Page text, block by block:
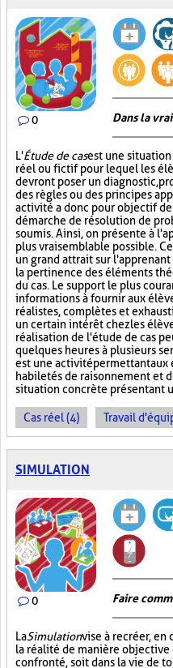
0 Dans la
L'Étude de casest une
réel ou fictif pour lequel les
devront poser un diagnostic,
des règles ou des principes
activité a donc pour objectif
démarche de résolution de
soumis. Ainsi, on présente à
plus vraisemblable possible.
un grand attrait sur
la pertinence des éléments
du cas. Le support le plus
informations à fournir aux
réalistes, complètes et
un certain intérêt chez les
réalisation de l'étude de cas
quelques heures à plusieurs
est une activité permettant
habiletés de raisonnement et
situation concrète présentant
Cas réel (4) Travail
SIMULATION
0 Faire
LaSimulationvise à recréer, en
la réalité de manière
confronté, soit dans la vie de